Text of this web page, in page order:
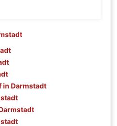
in Darmstadt